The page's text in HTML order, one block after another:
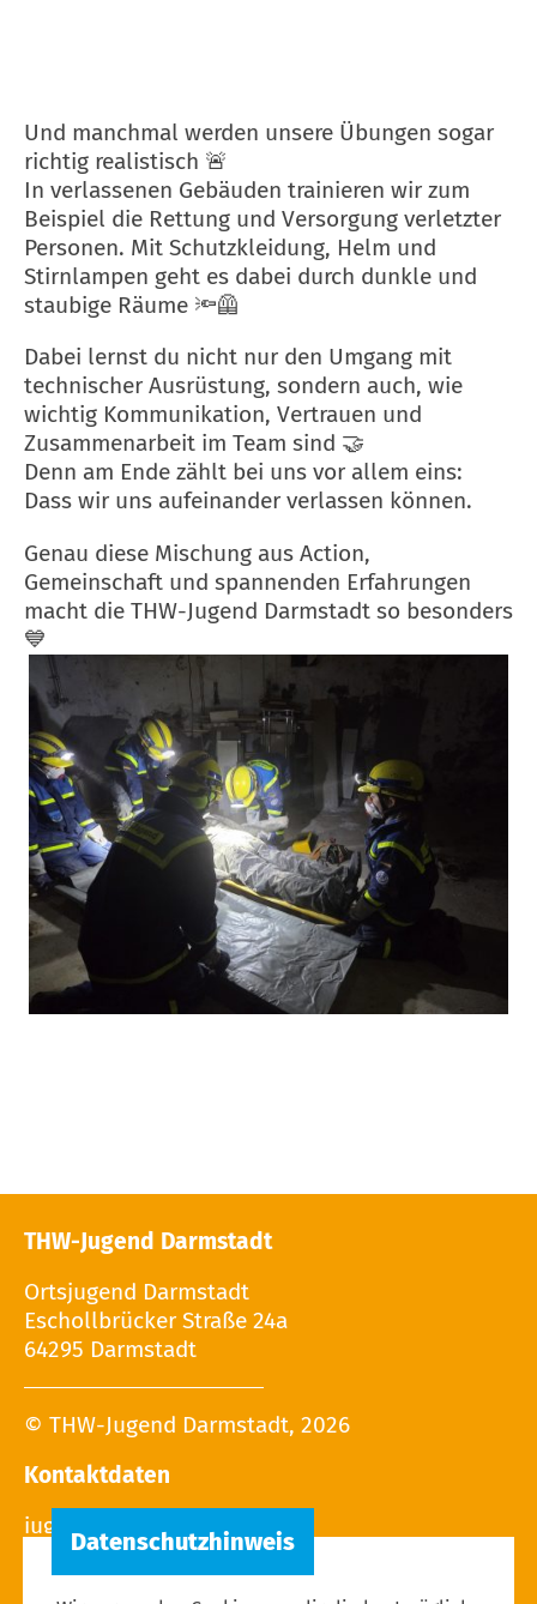
Und manchmal werden unsere Übungen sogar
richtig realistisch 🚨
In verlassenen Gebäuden trainieren wir zum
Beispiel die Rettung und Versorgung verletzter
Personen. Mit Schutzkleidung, Helm und
Stirnlampen geht es dabei durch dunkle und
staubige Räume 🔦🦺
Dabei lernst du nicht nur den Umgang mit
technischer Ausrüstung, sondern auch, wie
wichtig Kommunikation, Vertrauen und
Zusammenarbeit im Team sind 🤝
Denn am Ende zählt bei uns vor allem eins:
Dass wir uns aufeinander verlassen können.
Genau diese Mischung aus Action,
Gemeinschaft und spannenden Erfahrungen
macht die THW-Jugend Darmstadt so besonders
💙
THW-Jugend Darmstadt
Ortsjugend Darmstadt
Eschollbrücker Straße 24a
64295 Darmstadt
© THW-Jugend Darmstadt, 2026
Kontaktdaten